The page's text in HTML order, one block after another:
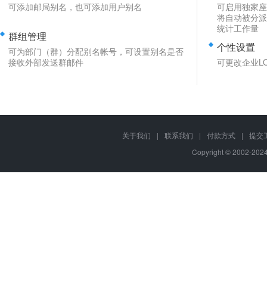
可添加邮局别名，也可添加用户别名
群组管理
可为部门（群）分配别名帐号，可设置别名是否
接收外部发送群邮件
可启用独家
将自动被分
统计工作量
个性设置
可更改企业
关于我们 | 联系我们 | 付款方式 |
提交
Copyright © 2002-